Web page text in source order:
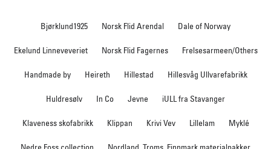
Bjørklund1925 Norsk Flid Arendal Dale of Norway
Ekelund Linneveveriet Norsk Flid Fagernes Frelsesarmeen/Others
Handmade by Heireth Hillestad Hillesvåg Ullvarefabrikk
Huldresølv In Co Jevne iULL fra Stavanger
Klaveness skofabrikk Klippan Krivi Vev Lillelam Myklé